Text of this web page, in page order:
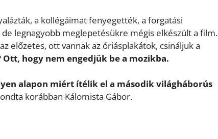
a kollégáimat fenyegették, a forgatási
legnagyobb meglepetésükre mégis elkészült a film.
előzetes, ott vannak az óriásplakátok, csináljuk a
hogy nem engedjük be a mozikba.
alapon miért ítélik el a második világháborús
korábban Kálomista Gábor.